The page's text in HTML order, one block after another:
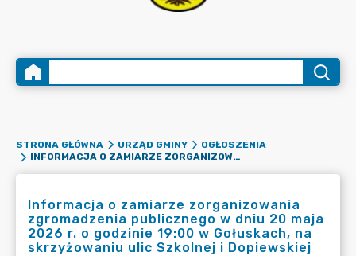
STRONA GŁÓWNA URZĄD GMINY
OGŁOSZENIA
INFORMACJA O ZAMIARZE ZORGANIZOWANIA ZGROMADZENIA PUBLICZNEGO W DNIU 20 MAJA 2026 R. O GODZINIE 19:00 W GOŁUSKACH, NA SKRZYŻOWANIU ULIC SZKOLNEJ I DOPIEWSKIEJ
Informacja o zamiarze zorganizowania
zgromadzenia publicznego w dniu 20 maja
2026 r. o godzinie 19:00 w Gołuskach, na
skrzyżowaniu ulic Szkolnej i Dopiewskiej